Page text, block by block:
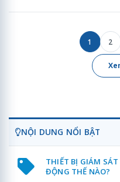
1 2
NỘI DUNG NỔI BẬT
THIẾT BỊ GIÁM
ĐỘNG THẾ NÀO?